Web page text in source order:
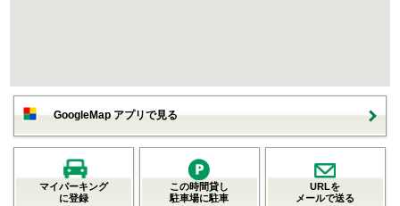
GoogleMap アプリで見る
マイパーキング
に登録
この時間貸し
駐車場に駐車
URLを
メールで送る